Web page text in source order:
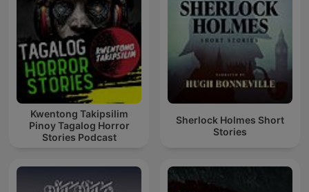
Kwentong Takipsilim
Pinoy Tagalog Horror
Stories Podcast
Sherlock Holmes Short
Stories